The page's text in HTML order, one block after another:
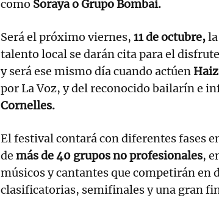
como Soraya o Grupo Bombai.
Será el próximo viernes, 11 de octubre,
talento local se darán cita para el
y será ese mismo día cuando actúen
por La Voz, y del reconocido bailarín e
Cornelles.
El festival contará con diferentes fases
de más de 40 grupos no profesionales,
músicos y cantantes que competirán en
clasificatorias, semifinales y una gran